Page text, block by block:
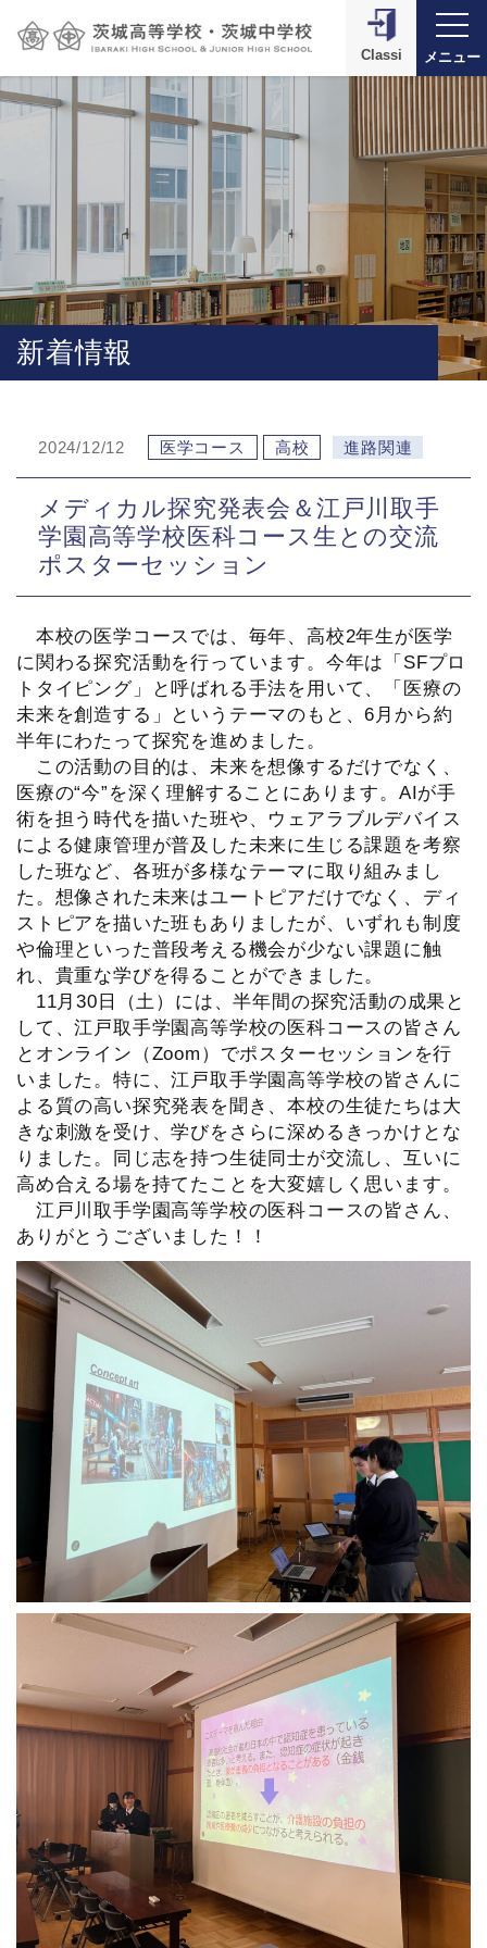
Classi メニュー
新着情報
2024/12/12 医学コース 高校 進路関連
メディカル探究発表会＆江戸川取手
学園高等学校医科コース生との交流
ポスターセッション
本校の医学コースでは、毎年、高校2年生が医学
に関わる探究活動を行っています。今年は「SFプロ
トタイピング」と呼ばれる手法を用いて、「医療の
未来を創造する」というテーマのもと、6月から約
半年にわたって探究を進めました。
この活動の目的は、未来を想像するだけでなく、
医療の“今”を深く理解することにあります。AIが手
術を担う時代を描いた班や、ウェアラブルデバイス
による健康管理が普及した未来に生じる課題を考察
した班など、各班が多様なテーマに取り組みまし
た。想像された未来はユートピアだけでなく、ディ
ストピアを描いた班もありましたが、いずれも制度
や倫理といった普段考える機会が少ない課題に触
れ、貴重な学びを得ることができました。
11月30日（土）には、半年間の探究活動の成果と
して、江戸取手学園高等学校の医科コースの皆さん
とオンライン（Zoom）でポスターセッションを行
いました。特に、江戸取手学園高等学校の皆さんに
よる質の高い探究発表を聞き、本校の生徒たちは大
きな刺激を受け、学びをさらに深めるきっかけとな
りました。同じ志を持つ生徒同士が交流し、互いに
高め合える場を持てたことを大変嬉しく思います。
江戸川取手学園高等学校の医科コースの皆さん、
ありがとうございました！！